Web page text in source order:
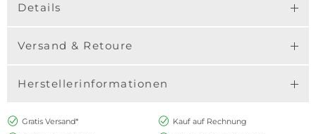
Details
Versand & Retoure
Herstellerinformationen
Gratis Versand*
Kauf auf Rechnung